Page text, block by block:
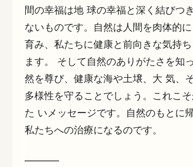
間の幸福は地 球の幸福と深く結びつ
ないものです。自然は人間を肉体的
育み、私たちに健康と前向きな気持
ます。 そして自然のありがたさを知
然を尊び、健康な海や土壌、大 気、
多様性を守ることでしょう。これこ
た いメッセージです。自然のもとに
私たちへの治療になるのです。
———–